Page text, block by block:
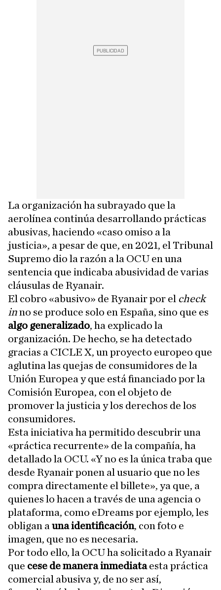
La organización ha subrayado que la
aerolínea continúa desarrollando prácticas
abusivas, haciendo «caso omiso a la
justicia», a pesar de que, en 2021, el Tribunal
Supremo dio la razón a la OCU en una
sentencia que indicaba abusividad de varias
cláusulas de Ryanair.
El cobro «abusivo» de Ryanair por el check
inno se produce solo en España, sino que es
algo generalizado, ha explicado la
organización. De hecho, se ha detectado
gracias a CICLE X, un proyecto europeo que
aglutina las quejas de consumidores de la
Unión Europea y que está financiado por la
Comisión Europea, con el objeto de
promover la justicia y los derechos de los
consumidores.
Esta iniciativa ha permitido descubrir una
«práctica recurrente» de la compañía, ha
detallado la OCU. «Y no es la única traba que
desde Ryanair ponen al usuario que no les
compra directamente el billete», ya que, a
quienes lo hacen a través de una agencia o
plataforma, como eDreams por ejemplo, les
obligan a una identificación, con foto e
imagen, que no es necesaria.
Por todo ello, la OCU ha solicitado a Ryanair
que cese de manera inmediataesta práctica
comercial abusiva y, de no ser así,